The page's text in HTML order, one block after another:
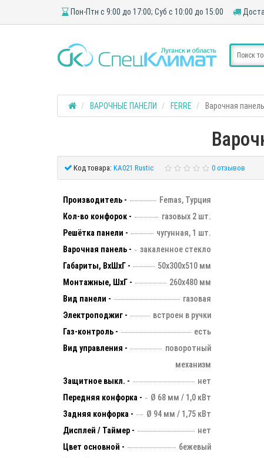
Пон-Птн с 9:00 до 17:00; Суб с 10:00 до 15:00
ВАРОЧНЫЕ ПАНЕЛИ FERRE Варочная
Код товара: KA021 Rustic 0 отзывов
Производитель -
Femas, Турция
Кол-во конфорок -
газовых 2 шт.
Решётка панели -
чугунная, 1 шт.
Варочная панель -
закаленное стекло
Габариты, ВхШхГ -
50х300х510 мм
Монтажные, ШхГ -
260х480 мм
Вид панели -
газовая
Электроподжиг -
встроен в ручки
Газ-контроль -
есть
Вид управления -
поворотный
механизм
Защитное выкл. -
нет
Передняя конфорка -
Ø 68 мм / 1,0 кВт
Задняя конфорка -
Ø 94 мм / 1,75 кВт
Дисплей / Таймер -
нет
Цвет основной -
бежевый